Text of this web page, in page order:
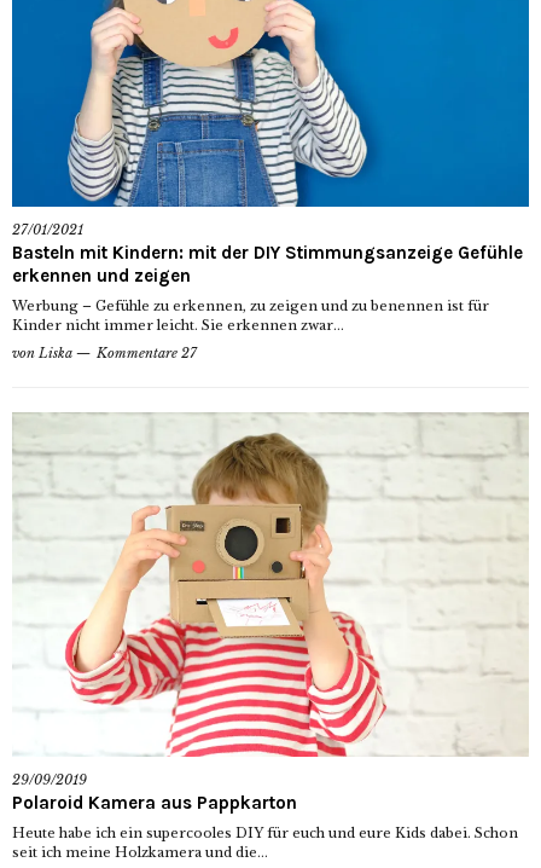
27/01/2021
Basteln mit Kindern: mit der DIY Stimmungsanzeige Gefühle
erkennen und zeigen
Werbung – Gefühle zu erkennen, zu zeigen und zu benennen ist für
Kinder nicht immer leicht. Sie erkennen zwar...
von Liska Kommentare 27
29/09/2019
Polaroid Kamera aus Pappkarton
Heute habe ich ein supercooles DIY für euch und eure Kids dabei. Schon
seit ich meine Holzkamera und die...